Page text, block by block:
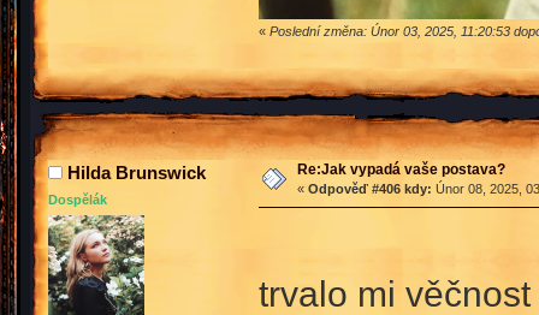
« Poslední změna: Únor 03, 2025, 11:20:53
Hilda Brunswick
Dospělák
Re:Jak vypadá vaše postava?
« Odpověď #406 kdy: Únor 08, 2025,
trvalo mi